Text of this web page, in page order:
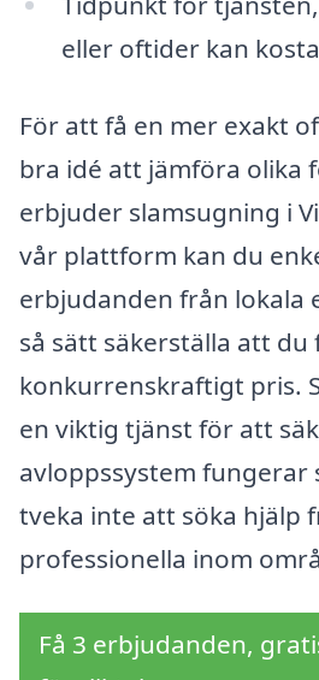
eller oftider kan
För att få en mer exakt
bra idé att jämföra olika
erbjuder slamsugning i
vår plattform kan du
erbjudanden från lokala
så sätt säkerställa att du
konkurrenskraftigt pris.
en viktig tjänst för att
avloppssystem fungerar
tveka inte att söka hjälp
professionella inom
Få 3 erbjudanden,